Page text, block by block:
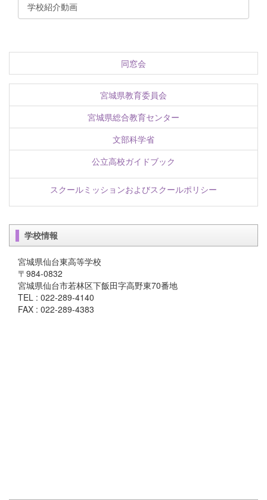
学校紹介動画
同窓会
宮城県教育委員会
宮城県総合教育センター
文部科学省
公立高校ガイドブック
スクールミッションおよびスクールポリシー
学校情報
宮城県仙台東高等学校
〒984-0832
宮城県仙台市若林区下飯田字高野東70番地
TEL : 022-289-4140
FAX : 022-289-4383